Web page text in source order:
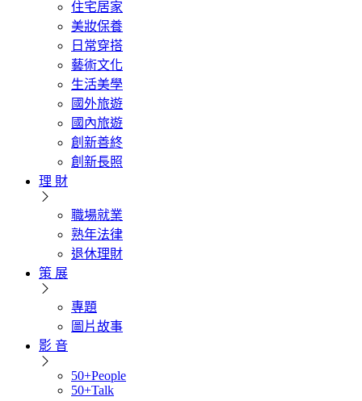
住宅居家
美妝保養
日常穿搭
藝術文化
生活美學
國外旅遊
國內旅遊
創新善終
創新長照
理 財
職場就業
熟年法律
退休理財
策 展
專題
圖片故事
影 音
50+People
50+Talk